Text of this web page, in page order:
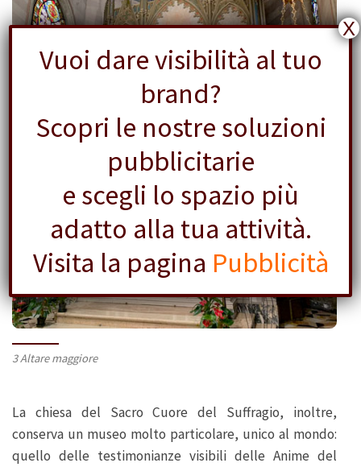
3 Altare maggiore
La chiesa del Sacro Cuore del Suffragio, inoltre,
conserva un museo molto particolare, unico al mondo:
quello delle testimonianze visibili delle Anime del
Vuoi dare visibilità al tuo
brand?
Scopri le nostre soluzioni
pubblicitarie
e scegli lo spazio più
adatto alla tua attività.
Visita la pagina Pubblicità
X